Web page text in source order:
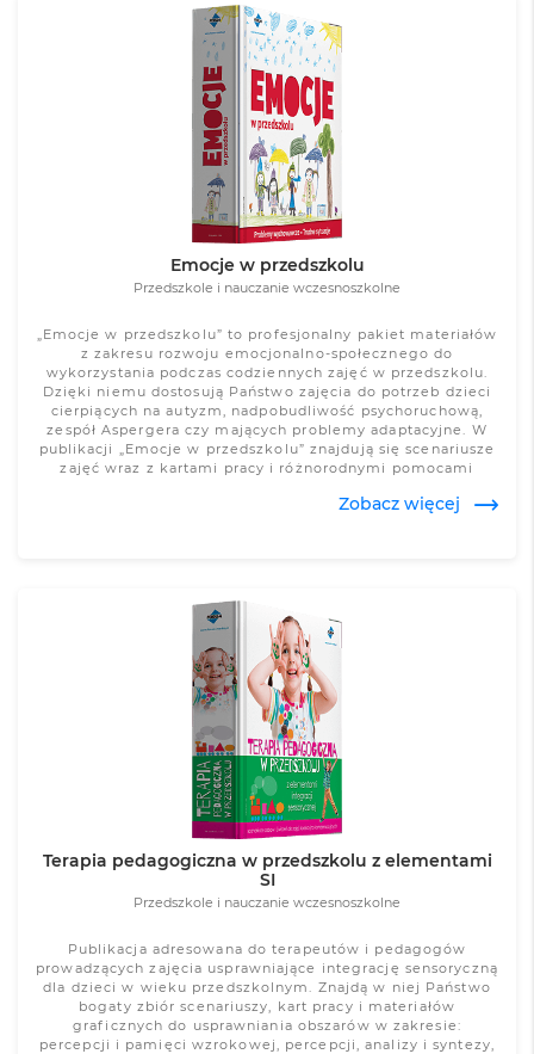
Emocje w przedszkolu
Przedszkole i nauczanie wczesnoszkolne
„Emocje w przedszkolu” to profesjonalny pakiet materiałów
z zakresu rozwoju emocjonalno-społecznego do
wykorzystania podczas codziennych zajęć w przedszkolu.
Dzięki niemu dostosują Państwo zajęcia do potrzeb dzieci
cierpiących na autyzm, nadpobudliwość psychoruchową,
zespół Aspergera czy mających problemy adaptacyjne. W
publikacji „Emocje w przedszkolu” znajdują się scenariusze
zajęć wraz z kartami pracy i różnorodnymi pomocami
Zobacz więcej
Terapia pedagogiczna w przedszkolu z elementami
SI
Przedszkole i nauczanie wczesnoszkolne
Publikacja adresowana do terapeutów i pedagogów
prowadzących zajęcia usprawniające integrację sensoryczną
dla dzieci w wieku przedszkolnym. Znajdą w niej Państwo
bogaty zbiór scenariuszy, kart pracy i materiałów
graficznych do usprawniania obszarów w zakresie:
percepcji i pamięci wzrokowej, percepcji, analizy i syntezy,